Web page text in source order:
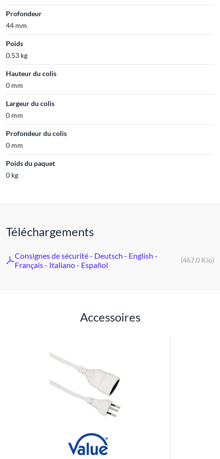
Profondeur
44 mm
Poids
0.53 kg
Hauteur du colis
0 mm
Largeur du colis
0 mm
Profondeur du colis
0 mm
Poids du paquet
0 kg
Téléchargements
Consignes de sécurité - Deutsch - English -
Français - Italiano - Español
(467.0 Kio)
Accessoires